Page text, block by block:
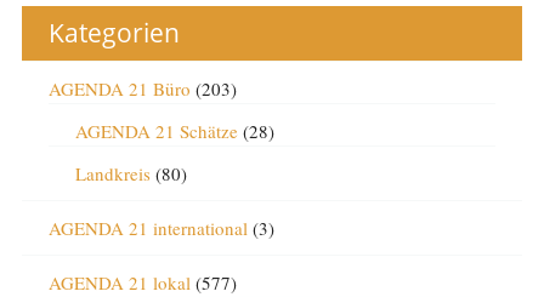
Kategorien
AGENDA 21 Büro (203)
AGENDA 21 Schätze(28)
Landkreis(80)
AGENDA 21 international(3)
AGENDA 21 lokal(577)